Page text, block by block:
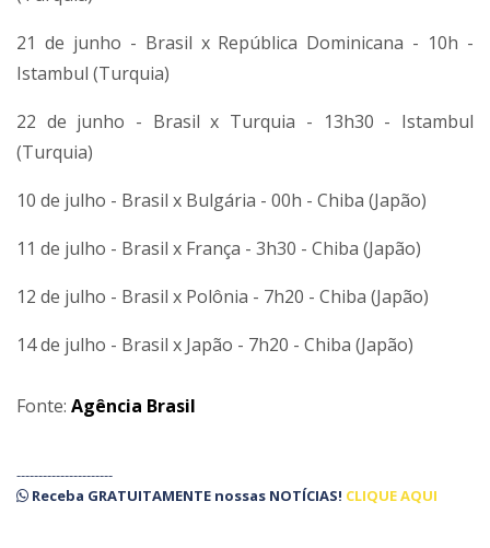
21 de junho - Brasil x República Dominicana - 10h -
Istambul (Turquia)
22 de junho - Brasil x Turquia - 13h30 - Istambul
(Turquia)
10 de julho - Brasil x Bulgária - 00h - Chiba (Japão)
11 de julho - Brasil x França - 3h30 - Chiba (Japão)
12 de julho - Brasil x Polônia - 7h20 - Chiba (Japão)
14 de julho - Brasil x Japão - 7h20 - Chiba (Japão)
Fonte: Agência Brasil
----------------------
Receba GRATUITAMENTE nossas NOTÍCIAS! CLIQUE AQUI